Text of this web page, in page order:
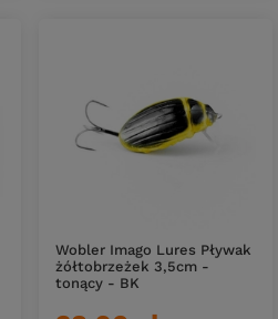
Wobler Imago Lures Pływak
żółtobrzeżek 3,5cm -
tonący - BK